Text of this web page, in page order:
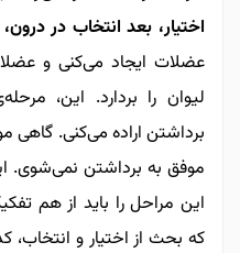
اختیار، بعد انتخاب در
عضلات ایجاد می‌کنی و
لیوان را بردارد. این،
برداشتن اراده می‌کنی.
موفق به برداشتن
این مراحل را باید از هم
که بحث از اختیار و انتخاب،